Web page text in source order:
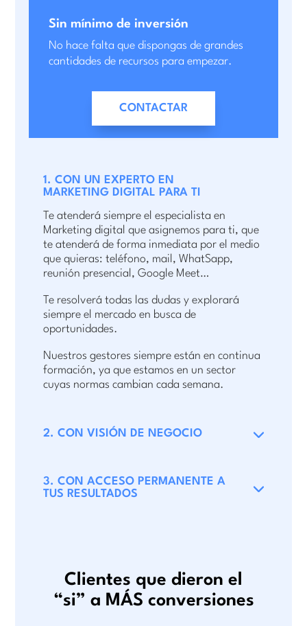
Sin mínimo de inversión
No hace falta que dispongas de grandes
cantidades de recursos para empezar.
CONTACTAR
1. CON UN EXPERTO EN
MARKETING DIGITAL PARA TI
Te atenderá siempre el especialista en
Marketing digital que asignemos para ti, que
te atenderá de forma inmediata por el medio
que quieras: teléfono, mail, WhatSapp,
reunión presencial, Google Meet…
Te resolverá todas las dudas y explorará
siempre el mercado en busca de
oportunidades.
Nuestros gestores siempre están en continua
formación, ya que estamos en un sector
cuyas normas cambian cada semana.
2. CON VISIÓN DE NEGOCIO
3. CON ACCESO PERMANENTE A
TUS RESULTADOS
Clientes que dieron el
“si” a MÁS conversiones